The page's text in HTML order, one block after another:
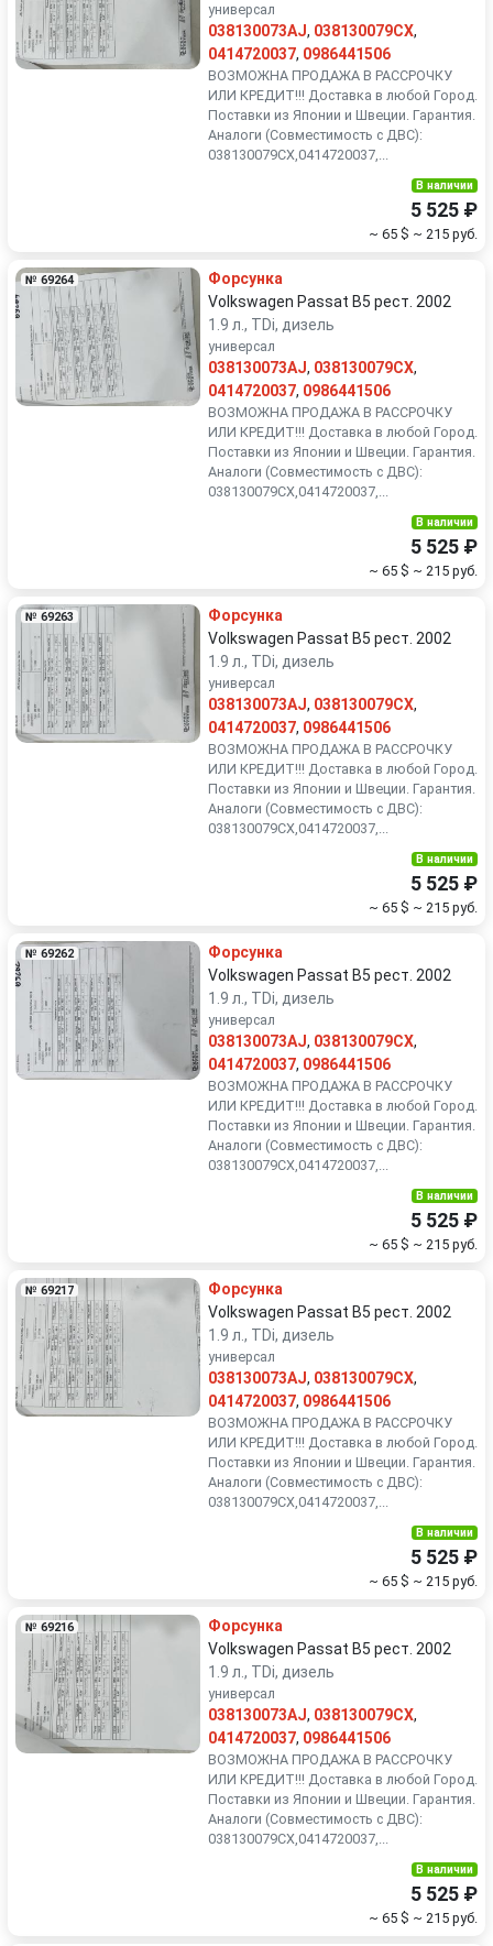
универсал
038130073AJ, 038130079CX,
0414720037, 0986441506
ВОЗМОЖНА ПРОДАЖА В РАССРОЧКУ
ИЛИ КРЕДИТ!!! Доставка в любой Город.
Поставки из Японии и Швеции. Гарантия.
Аналоги (Совместимость с ДВС):
038130079CX,0414720037,...
В наличии
5 525 ₽
~ 65 $ ~ 215 руб.
№ 69264
Форсунка
Volkswagen Passat B5 рест. 2002
1.9 л., TDi, дизель
универсал
038130073AJ, 038130079CX,
0414720037, 0986441506
ВОЗМОЖНА ПРОДАЖА В РАССРОЧКУ
ИЛИ КРЕДИТ!!! Доставка в любой Город.
Поставки из Японии и Швеции. Гарантия.
Аналоги (Совместимость с ДВС):
038130079CX,0414720037,...
В наличии
5 525 ₽
~ 65 $ ~ 215 руб.
№ 69263
Форсунка
Volkswagen Passat B5 рест. 2002
1.9 л., TDi, дизель
универсал
038130073AJ, 038130079CX,
0414720037, 0986441506
ВОЗМОЖНА ПРОДАЖА В РАССРОЧКУ
ИЛИ КРЕДИТ!!! Доставка в любой Город.
Поставки из Японии и Швеции. Гарантия.
Аналоги (Совместимость с ДВС):
038130079CX,0414720037,...
В наличии
5 525 ₽
~ 65 $ ~ 215 руб.
№ 69262
Форсунка
Volkswagen Passat B5 рест. 2002
1.9 л., TDi, дизель
универсал
038130073AJ, 038130079CX,
0414720037, 0986441506
ВОЗМОЖНА ПРОДАЖА В РАССРОЧКУ
ИЛИ КРЕДИТ!!! Доставка в любой Город.
Поставки из Японии и Швеции. Гарантия.
Аналоги (Совместимость с ДВС):
038130079CX,0414720037,...
В наличии
5 525 ₽
~ 65 $ ~ 215 руб.
№ 69217
Форсунка
Volkswagen Passat B5 рест. 2002
1.9 л., TDi, дизель
универсал
038130073AJ, 038130079CX,
0414720037, 0986441506
ВОЗМОЖНА ПРОДАЖА В РАССРОЧКУ
ИЛИ КРЕДИТ!!! Доставка в любой Город.
Поставки из Японии и Швеции. Гарантия.
Аналоги (Совместимость с ДВС):
038130079CX,0414720037,...
В наличии
5 525 ₽
~ 65 $ ~ 215 руб.
№ 69216
Форсунка
Volkswagen Passat B5 рест. 2002
1.9 л., TDi, дизель
универсал
038130073AJ, 038130079CX,
0414720037, 0986441506
ВОЗМОЖНА ПРОДАЖА В РАССРОЧКУ
ИЛИ КРЕДИТ!!! Доставка в любой Город.
Поставки из Японии и Швеции. Гарантия.
Аналоги (Совместимость с ДВС):
038130079CX,0414720037,...
В наличии
5 525 ₽
~ 65 $ ~ 215 руб.